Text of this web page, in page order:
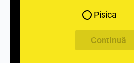
Pisica
Continuă